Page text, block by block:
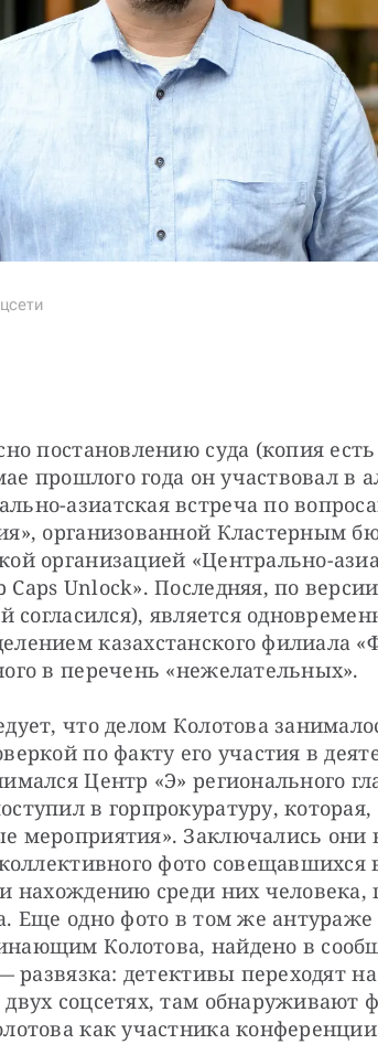
постановлению суда (копия
прошлого года он участвовал в
азиатская встреча по
организованной Кластерным
организацией «Центрально-
Unlock». Последняя, по
согласился), является
казахстанского филиала
в перечень «нежелательных».
что делом Колотова
по факту его участия в
Центр «Э» регионального
в горпрокуратуру,
мероприятия». Заключались они
фото
нахождению среди них человека,
Еще одно фото в том же антураже
Колотова, найдено в
развязка: детективы переходят
соцсетях, там обнаруживают
как участника